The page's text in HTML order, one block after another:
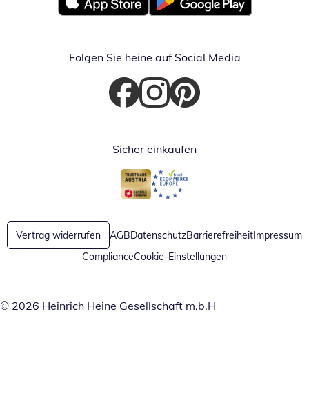
Öffnet in neuem FensterÖffnet in neuem Fenster
Folgen Sie heine auf Social Media
Öffnet in neuem Fenster
Öffnet in neuem Fenster
Öffnet in neuem Fenster
Sicher einkaufen
Öffnet in neuem Fenster
Öffnet in neuem Fenster
Vertrag widerrufen AGBDatenschutzBarrierefreiheitImpressum
ComplianceCookie-Einstellungen
© 2026 Heinrich Heine Gesellschaft m.b.H